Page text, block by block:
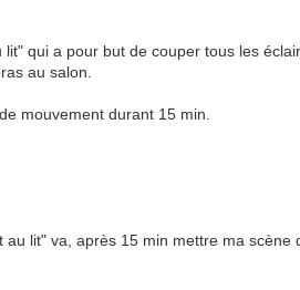
qui a pour but de couper tous les
au salon.
mouvement durant 15 min.
lit" va, après 15 min mettre ma scène